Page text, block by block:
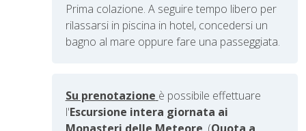
Prima colazione. A seguire tempo libero per
rilassarsi in piscina in hotel, concedersi un
bagno al mare oppure fare una passeggiata.
Su prenotazione è possibile effettuare
l'Escursione intera giornata ai
Monasteri delle Meteore . (Quota a